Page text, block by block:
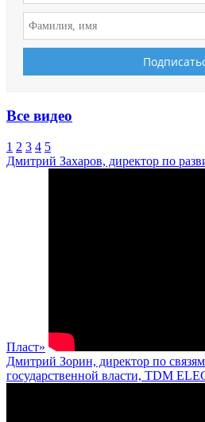
Все видео
1 2 3 4 5
Дмитрий Захаров, директор по
Пласт»
Дмитрий Зорин, директор по
государственной власти, TDM